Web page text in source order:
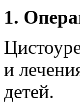
1.
и
детей.